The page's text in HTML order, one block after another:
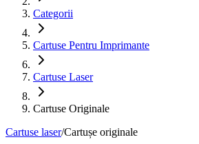
Categorii
Cartuse Pentru Imprimante
Cartuse Laser
Cartuse Originale
Cartuse laser/Cartușe originale